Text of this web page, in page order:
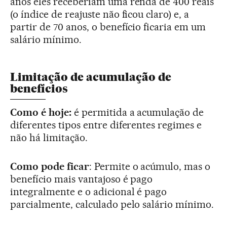
(o índice de reajuste não ficou claro) e, a
partir de 70 anos, o benefício ficaria em um
salário mínimo.
Limitação de acumulação de
benefícios
Como é hoje:é permitida a acumulação de
diferentes tipos entre diferentes regimes e
não há limitação.
Como pode ficar: Permite o acúmulo, mas o
benefício mais vantajoso é pago
integralmente e o adicional é pago
parcialmente, calculado pelo salário mínimo.